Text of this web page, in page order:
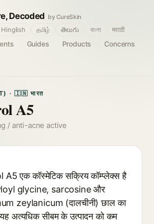
Decoded by CureSkin
Guides Products
Concerns
Hinglish தமிழ் తెలుగు বাংলা मराठी
· 🇮🇳 भारत
A5
/ anti-acne active
एक कॉस्मेटिक सक्रिय कॉम्प्लेक्स है
glycine, sarcosine और
zeylanicum (दालचीनी) छाल का
अत्यधिक सीबम के उत्पादन को कम